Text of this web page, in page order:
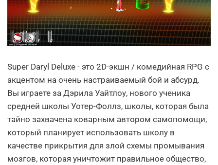
Super Daryl Deluxe - это 2D-экшн / комедийная RPG с
акцентом на очень настраиваемый бой и абсурд.
Вы играете за Дэрила Уайтлоу, нового ученика
средней школы Уотер-Фоллз, школы, которая была
тайно захвачена коварным автором самопомощи,
который планирует использовать школу в
качестве прикрытия для злой схемы промывания
мозгов, которая уничтожит правильное общество,